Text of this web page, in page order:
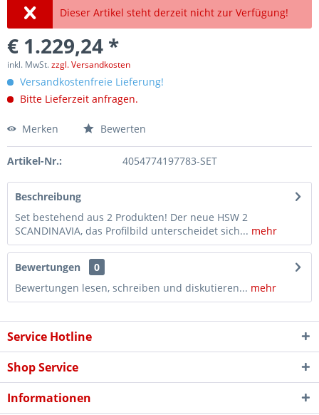
Dieser Artikel steht derzeit nicht zur Verfügung!
€ 1.229,24 *
inkl. MwSt.zzgl. Versandkosten
Versandkostenfreie Lieferung!
Bitte Lieferzeit anfragen.
Merken Bewerten
Artikel-Nr.: 4054774197783-SET
Beschreibung
Set bestehend aus 2 Produkten! Der neue HSW 2
SCANDINAVIA, das Profilbild unterscheidet sich... mehr
Bewertungen
0
Bewertungen lesen, schreiben und diskutieren... mehr
Service Hotline
Shop Service
Informationen